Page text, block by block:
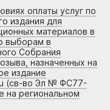
оплаты услуг по
издания для
материалов в
выборам в
Собрания
назначенных на
издание
(св-во Эл № ФС77-
на региональном